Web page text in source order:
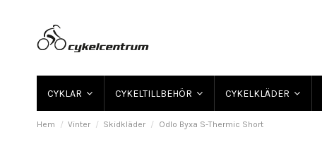
CYKLAR CYKELTILLBEHÖR CYKELKLÄDER
Hem Vinter Skidkläder Odlo Byxa S-Thermic Short